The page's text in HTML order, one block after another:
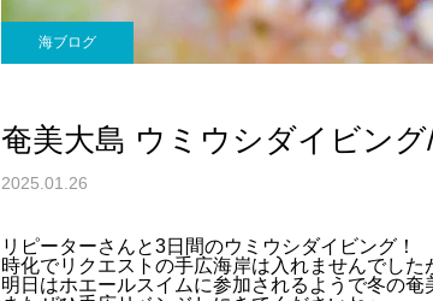
海ブログ
奄美大島 ウミウシダイビン
2025.01.26
リピーターさんと3日間のウミウシダイビング！
時化でリクエストの手広海岸は入れませんでし
明日はホエールスイムに参加されるようで冬の奄